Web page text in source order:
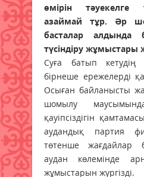
өмірін тәуекелге
азаймай тұр. Әр
басталар алдында
түсіндіру жұмыстары
Суға батып
бірнеше ережелерді
Осыған байланысты
шомылу
қауіпсіздігін
аудандық партия
төтенше жағдайлар
аудан көлемінде
жұмыстарын жүргізді.